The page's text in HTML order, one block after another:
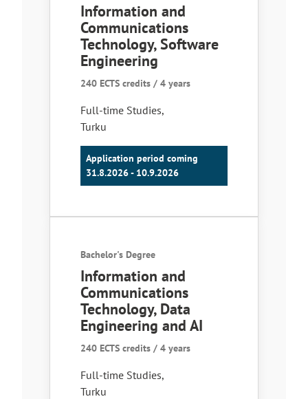
Information and
Communications
Technology, Software
Engineering
240 ECTS credits / 4 years
Full-time Studies,
Turku
Application period coming
31.8.2026 - 10.9.2026
Bachelor's Degree
Information and
Communications
Technology, Data
Engineering and AI
240 ECTS credits / 4 years
Full-time Studies,
Turku